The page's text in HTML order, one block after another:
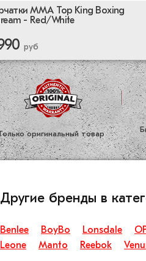
MMA Top King Boxing
- Red/White
руб
ориги­нальный товар
Другие бренды в
Benlee BoyBo Lonsdale
Leone
Manto Reebok